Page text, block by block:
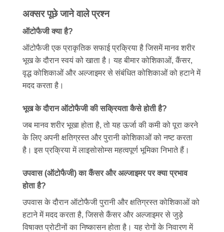
अक्सर पूछे जाने वाले प्रश्न
ऑटोफैजी क्या है?
ऑटोफैजी एक प्राकृतिक सफाई प्रक्रिया है जिसमें मानव शरीर
भूख के दौरान स्वयं को खाता है। यह बीमार कोशिकाओं, कैंसर,
वृद्ध कोशिकाओं और अल्जाइमर से संबंधित कोशिकाओं को हटाने में
मदद करता है।
भूख के दौरान ऑटोफैजी की सक्रियता कैसे होती है?
जब मानव शरीर भूखा होता है, तो यह ऊर्जा की कमी को पूरा करने
के लिए अपनी क्षतिग्रस्त और पुरानी कोशिकाओं को नष्ट करता
है। इस प्रक्रिया में लाइसोसोम्स महत्वपूर्ण भूमिका निभाते हैं।
उपवास (ऑटोफैजी) का कैंसर और अल्जाइमर पर क्या प्रभाव
होता है?
उपवास के दौरान ऑटोफैजी पुरानी और क्षतिग्रस्त कोशिकाओं को
हटाने में मदद करता है, जिससे कैंसर और अल्जाइमर से जुड़े
विषाक्त प्रोटीनों का निष्कासन होता है। यह रोगों के निवारण में